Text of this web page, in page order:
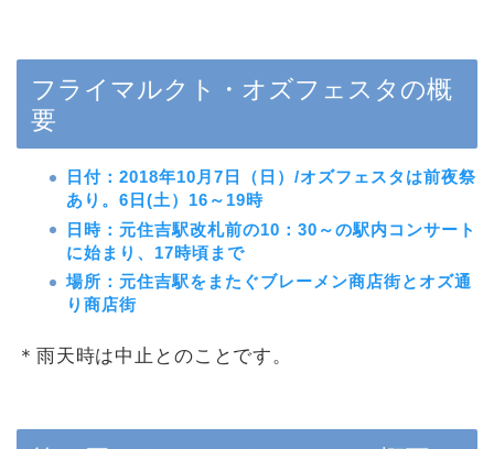
フライマルクト・オズフェスタの概
要
日付：2018年10月7日（日）/オズフェスタは前夜祭
あり。6日(土）16～19時
日時：元住吉駅改札前の10：30～の駅内コンサート
に始まり、17時頃まで
場所：元住吉駅をまたぐブレーメン商店街とオズ通
り商店街
＊雨天時は中止とのことです。